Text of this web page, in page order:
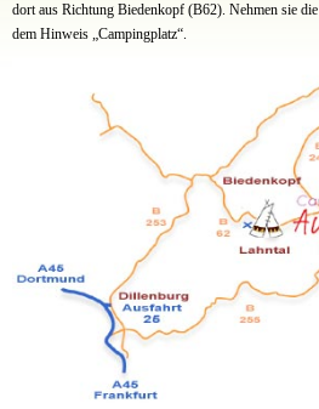
dort aus Richtung Biedenkopf (B62). Nehmen sie
dem Hinweis „Campingplatz“.